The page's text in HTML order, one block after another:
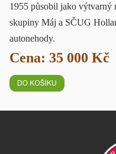
1955 působil jako výtvarný
skupiny Máj a SČUG
autonehody.
Cena: 35 000 Kč